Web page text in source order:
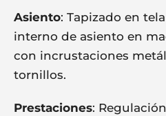
Asiento: Tapizado en
interno de asiento en
con incrustaciones
tornillos.
Prestaciones: